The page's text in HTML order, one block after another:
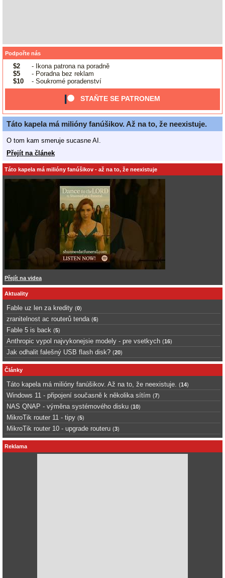
Podpořte nás
$2
- Ikona patrona na poradně
$5
- Poradna bez reklam
$10
- Soukromé poradenství
STAŇTE SE PATRONEM
Táto kapela má milióny fanúšikov. Až na to, že neexistuje.
O tom kam smeruje sucasne AI.
Přejít na článek
Táto kapela má milióny fanúšikov - až na to, že neexistuje
Přejít na videa
Aktuality
Fable uz len za kredity (0)
zranitelnost ac routerů tenda (6)
Fable 5 is back (5)
Anthropic vypol najvykonejsie modely - pre vsetkych (16)
Jak odhalit falešný USB flash disk? (20)
Články
Táto kapela má milióny fanúšikov. Až na to, že neexistuje. (14)
Windows 11 - připojení současně k několika sítím (7)
NAS QNAP - výměna systémového disku (10)
MikroTik router 11 - tipy (5)
MikroTik router 10 - upgrade routeru (3)
Reklama